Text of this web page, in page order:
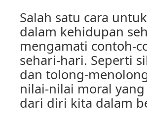
Salah satu cara
dalam kehidupan
mengamati contoh-
sehari-hari. Seperti
dan tolong-
nilai-nilai moral
dari diri kita dalam